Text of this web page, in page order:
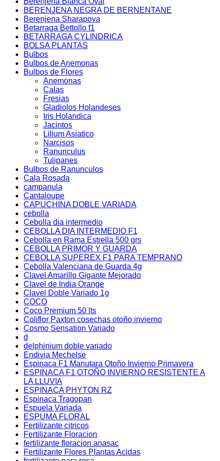
BERENJENA NEGRA DE BERNENTANE
Berenjena Sharapova
Betarraga Bettollo f1
BETARRAGA CYLINDRICA
BOLSA PLANTAS
Bulbos
Bulbos de Anemonas
Bulbos de Flores
Anemonas
Calas
Fresias
Gladiolos Holandeses
Iris Holandica
Jacintos
Lilium Asiatico
Narcisos
Ranunculus
Tulipanes
Bulbos de Ranunculos
Cala Rosada
campanula
Cantaloupe
CAPUCHINA DOBLE VARIADA
cebolla
Cebolla dia intermedio
CEBOLLA DIA INTERMEDIO F1
Cebolla en Rama Estrella 500 grs
CEBOLLA PRIMOR Y GUARDA
CEBOLLA SUPEREX F1 PARA TEMPRANO
Cebolla Valenciana de Guarda 4g
Clavel Amarillo Gigante Mejorado
Clavel de India Orange
Clavel Doble Variado 1g
COCO
Coco Premium 50 lts
Coliflor Paxton cosechas otoño invierno
Cosmo Sensation Variado
d
delphinium doble variado
Endivia Mechelse
Espinaca F1 Manutara Otoño Invierno Primavera
ESPINACA F1 OTOÑO INVIERNO RESISTENTE A
LA LLUVIA
ESPINACA PHYTON RZ
Espinaca Tragopan
Espuela Variada
ESPUMA FLORAL
Fertilizante citricos
Fertilizante Floracion
fertilizante floracion anasac
Fertilizante Flores Plantas Acidas